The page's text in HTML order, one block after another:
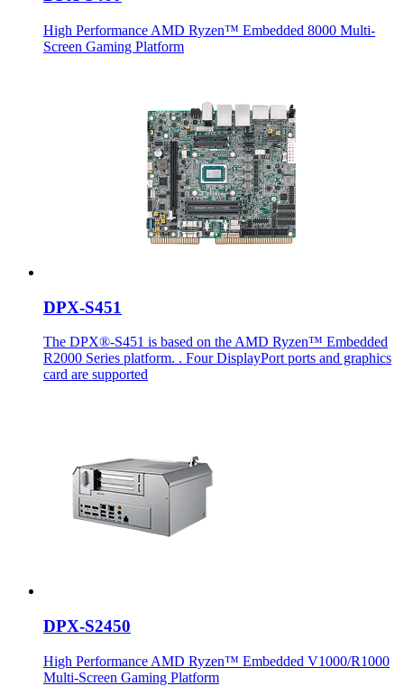
High Performance AMD Ryzen™ Embedded 8000 Multi-
Screen Gaming Platform
DPX-S451
The DPX®-S451 is based on the AMD Ryzen™ Embedded
R2000 Series platform. . Four DisplayPort ports and graphics
card are supported
DPX-S2450
High Performance AMD Ryzen™ Embedded V1000/R1000
Multi-Screen Gaming Platform